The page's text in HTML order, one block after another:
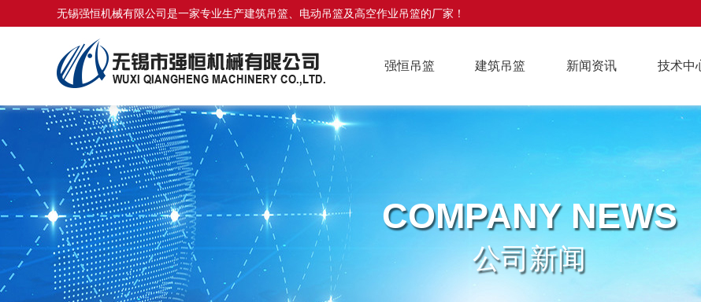
无锡强恒机械有限公司是一家专业生产建筑吊篮、电动吊篮及高空作业吊篮的厂家！
强恒吊篮 建筑吊篮 新闻资讯 技术中
COMPANY NEWS
公司新闻